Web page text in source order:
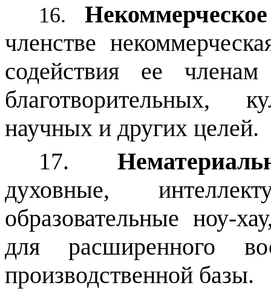
16.
членстве
содействия ее
благотворительных,
научных и других целей.
17.
духовные,
образовательные ноу-
для расширенного
производственной базы.